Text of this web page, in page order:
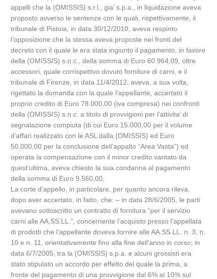
appelli che la (OMISSIS) s.r.l., gia’ s.p.a., in liquidazione aveva
proposto avverso le sentenze con le quali, rispettivamente, il
tribunale di Pistoia, in data 30/12/2010, aveva respinto
l’opposizione che la stessa aveva proposte nei fronti del
decreto con il quale le era stata ingiunto il pagamento, in favore
della (OMISSIS) s.n.c., della somma di Euro 60.964,09, oltre
accessori, quale corrispettivo dovuto forniture di carni, e il
tribunale di Firenze, in data 11/4/2012, aveva, a sua volta,
rigettato la domanda con la quale l’appellante, accertato il
proprio credito di Euro 78.000,00 (iva compresa) nei confronti
della (OMISSIS) s.n.c. a titolo di provvigioni per l’attivita’ di
segnalazione compiuta (di cui Euro 15.000,00 per il volume
d’affari realizzato con le ASL dalla (OMISSIS) ed Euro
50.000,00 per la conclusione dell’appalto “Area Vasta”) ed
operata la compensazione con il minor credito vantato da
quest’ultima, aveva chiesto la sua condanna al pagamento
della somma di Euro 9.560,00.
La corte d’appello, in particolare, per quanto ancora rileva,
dopo aver accertato, in fatto, che: – in data 28/6/2005, le parti
avevano sottoscritto un contratto di fornitura “per il servizio
carni alle AA.SS.LL.”, concernente l’acquisto presso l’appellata
di prodotti che l’appellante doveva fornire alle AA.SS.LL. n. 3, n.
10 e n. 11, orientativamente fino alla fine dell’anno in corso; in
data 6/7/2005, tra la (OMISSIS) s.p.a. e alcuni grossisti era
stato stipulato un accordo per effetto del quale la prima, a
fronte del pagamento di una provvigione dal 6% al 10% sul